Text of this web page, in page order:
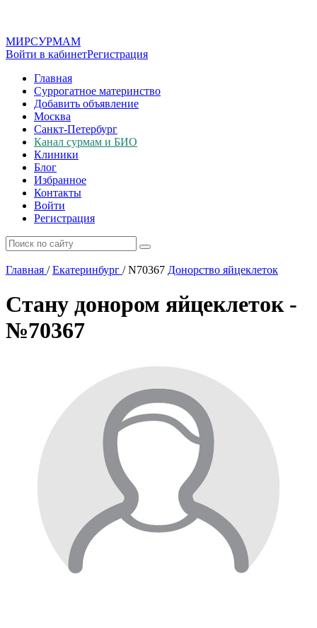
МИРСУРМАМ
Войти в кабинетРегистрация
Главная
Суррогатное материнство
Добавить объявление
Москва
Санкт-Петербург
Канал сурмам и БИО
Клиники
Блог
Избранное
Контакты
Войти
Регистрация
Главная / Екатеринбург /N70367 Донорство яйцеклеток
Стану донором яйцеклеток -
№70367